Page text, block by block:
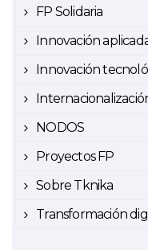
FP Solidaria
Innovación
Innovación
NODOS
Proyectos FP
Sobre Tknika
Transformación